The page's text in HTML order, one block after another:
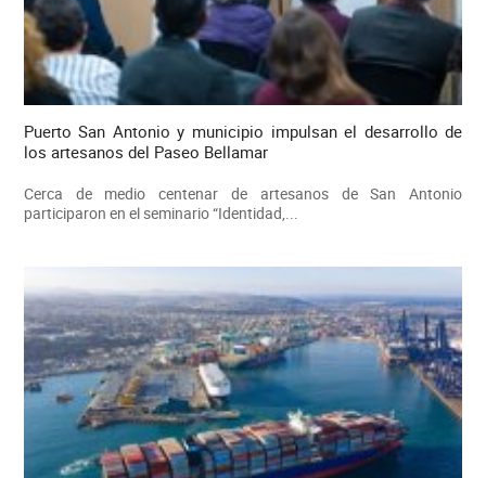
Puerto San Antonio y municipio impulsan el desarrollo de
los artesanos del Paseo Bellamar
Cerca de medio centenar de artesanos de San Antonio
participaron en el seminario “Identidad,...